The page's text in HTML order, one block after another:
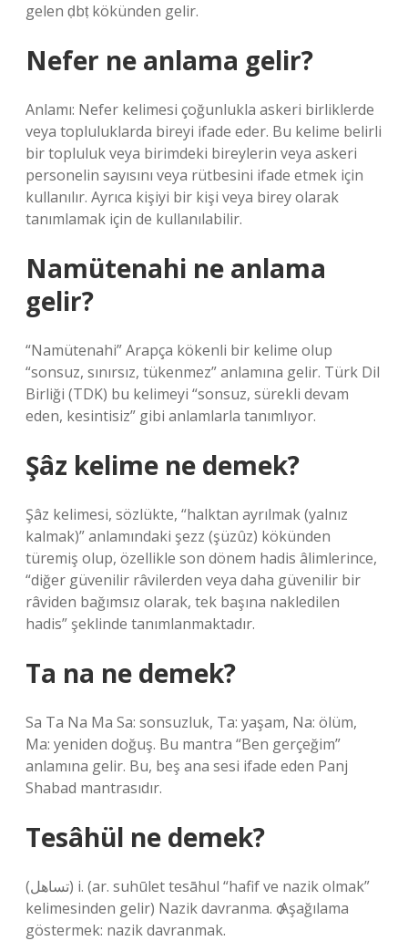
gelen ḍbṭ kökünden gelir.
Nefer ne anlama gelir?
Anlamı: Nefer kelimesi çoğunlukla askeri birliklerde
veya topluluklarda bireyi ifade eder. Bu kelime belirli
bir topluluk veya birimdeki bireylerin veya askeri
personelin sayısını veya rütbesini ifade etmek için
kullanılır. Ayrıca kişiyi bir kişi veya birey olarak
tanımlamak için de kullanılabilir.
Namütenahi ne anlama
gelir?
“Namütenahi” Arapça kökenli bir kelime olup
“sonsuz, sınırsız, tükenmez” anlamına gelir. Türk Dil
Birliği (TDK) bu kelimeyi “sonsuz, sürekli devam
eden, kesintisiz” gibi anlamlarla tanımlıyor.
Şâz kelime ne demek?
Şâz kelimesi, sözlükte, “halktan ayrılmak (yalnız
kalmak)” anlamındaki şezz (şüzûz) kökünden
türemiş olup, özellikle son dönem hadis âlimlerince,
“diğer güvenilir râvilerden veya daha güvenilir bir
râviden bağımsız olarak, tek başına nakledilen
hadis” şeklinde tanımlanmaktadır.
Ta na ne demek?
Sa Ta Na Ma Sa: sonsuzluk, Ta: yaşam, Na: ölüm,
Ma: yeniden doğuş. Bu mantra “Ben gerçeğim”
anlamına gelir. Bu, beş ana sesi ifade eden Panj
Shabad mantrasıdır.
Tesâhül ne demek?
(ﺗﺴﺎﻫﻞ) i. (ar. suhūlet tesāhul “hafif ve nazik olmak”
kelimesinden gelir) Nazik davranma. ѻ Aşağılama
göstermek: nazik davranmak.